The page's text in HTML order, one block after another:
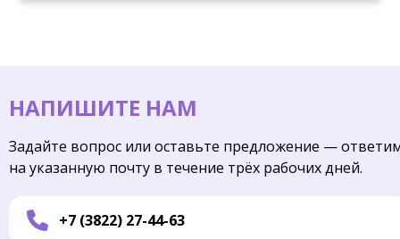
НАПИШИТЕ НАМ
Задайте вопрос или оставьте предложение —
на указанную почту в течение трёх рабочих дней.
+7 (3822) 27-44-63